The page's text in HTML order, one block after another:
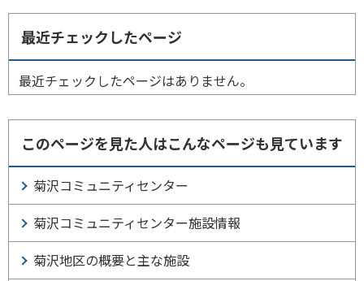
最近チェックしたページ
最近チェックしたページはありません。
このページを見た人はこんなページも見ています
菊沢コミュニティセンター
菊沢コミュニティセンター施設情報
菊沢地区の概要と主な施設